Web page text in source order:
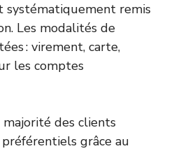
systématiquement remis
Les modalités de
: virement, carte,
les comptes
des clients
grâce au